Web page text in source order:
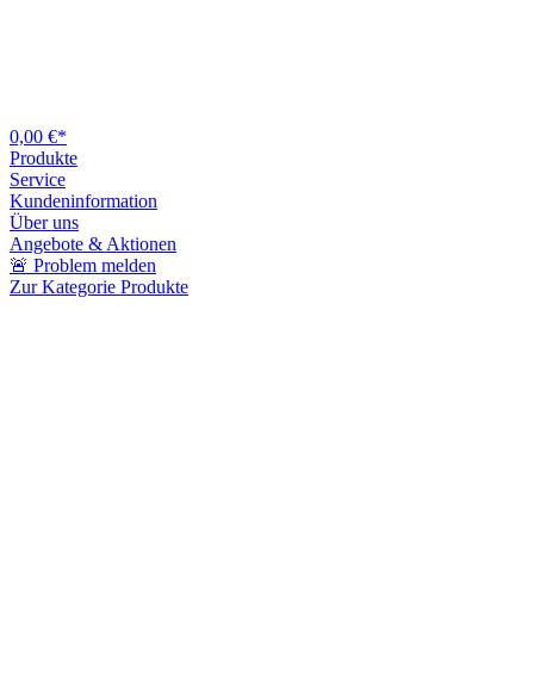
0,00 €*
Produkte
Service
Kundeninformation
Über uns
Angebote & Aktionen
🚨 Problem melden
Zur Kategorie Produkte